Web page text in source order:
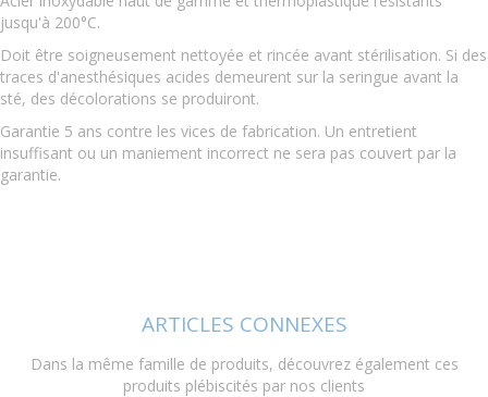
jusqu'à 200°C.
Doit être soigneusement nettoyée et rincée avant stérilisation. Si des
traces d'anesthésiques acides demeurent sur la seringue avant la
sté, des décolorations se produiront.
Garantie 5 ans contre les vices de fabrication. Un entretient
insuffisant ou un maniement incorrect ne sera pas couvert par la
garantie.
ARTICLES CONNEXES
Dans la même famille de produits, découvrez également ces
produits plébiscités par nos clients